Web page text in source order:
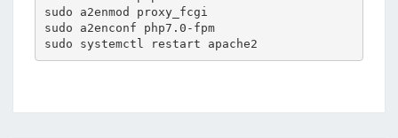
sudo a2enmod proxy_fcgi
sudo a2enconf php7.0-fpm
sudo systemctl restart apache2